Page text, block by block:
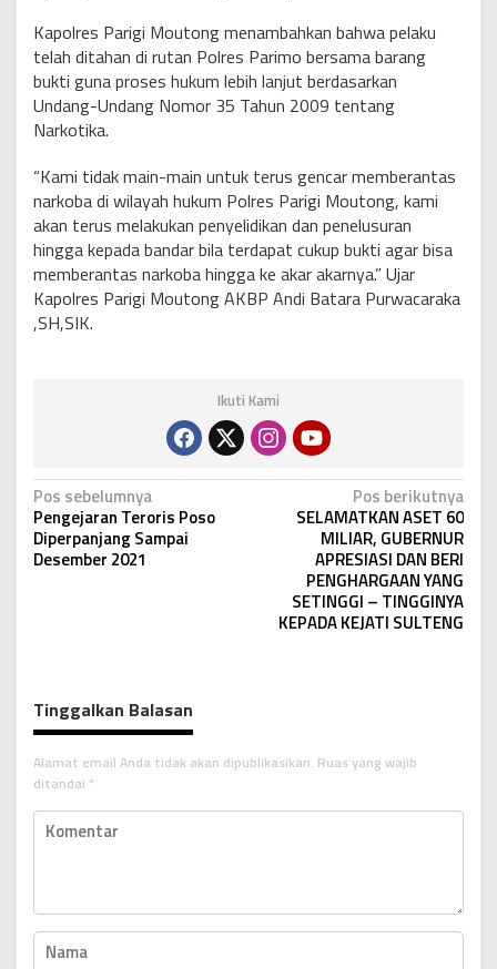
Kapolres Parigi Moutong menambahkan bahwa pelaku
telah ditahan di rutan Polres Parimo bersama barang
bukti guna proses hukum lebih lanjut berdasarkan
Undang-Undang Nomor 35 Tahun 2009 tentang
Narkotika.
“Kami tidak main-main untuk terus gencar memberantas
narkoba di wilayah hukum Polres Parigi Moutong, kami
akan terus melakukan penyelidikan dan penelusuran
hingga kepada bandar bila terdapat cukup bukti agar bisa
memberantas narkoba hingga ke akar akarnya.” Ujar
Kapolres Parigi Moutong AKBP Andi Batara Purwacaraka
,SH,SIK.
Ikuti Kami
N
a
v
i
p
o
s
Pos sebelumnya
Pengejaran Teroris Poso
Diperpanjang Sampai
Desember 2021
Pos berikutnya
SELAMATKAN ASET 60
MILIAR, GUBERNUR
APRESIASI DAN BERI
PENGHARGAAN YANG
SETINGGI – TINGGINYA
KEPADA KEJATI SULTENG
Tinggalkan Balasan
Alamat email Anda tidak akan dipublikasikan. Ruas yang wajib
ditandai *